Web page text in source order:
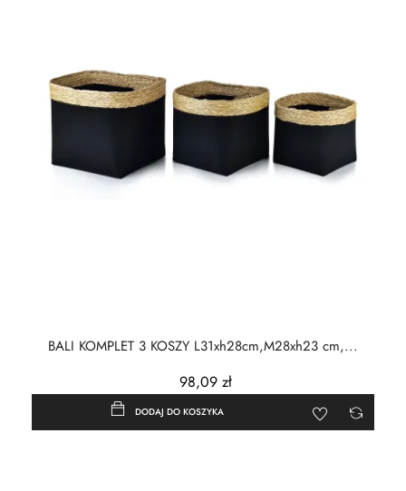
BALI KOMPLET 3 KOSZY L31xh28cm,M28xh23 cm,...
98,09 zł
DODAJ DO KOSZYKA